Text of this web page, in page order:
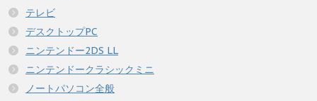
テレビ
デスクトップPC
ニンテンドー2DS LL
ニンテンドークラシックミニ
ノートパソコン全般